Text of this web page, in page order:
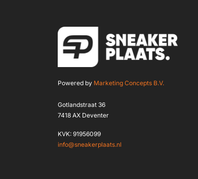
Powered by Marketing Concepts B.V.
Gotlandstraat 36
7418 AX Deventer
KVK: 91956099
info@sneakerplaats.nl